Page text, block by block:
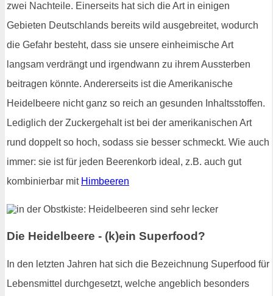
zwei Nachteile. Einerseits hat sich die Art in einigen
Gebieten Deutschlands bereits wild ausgebreitet, wodurch
die Gefahr besteht, dass sie unsere einheimische Art
langsam verdrängt und irgendwann zu ihrem Aussterben
beitragen könnte. Andererseits ist die Amerikanische
Heidelbeere nicht ganz so reich an gesunden Inhaltsstoffen.
Lediglich der Zuckergehalt ist bei der amerikanischen Art
rund doppelt so hoch, sodass sie besser schmeckt. Wie auch
immer: sie ist für jeden Beerenkorb ideal, z.B. auch gut
kombinierbar mit Himbeeren
Die Heidelbeere - (k)ein Superfood?
In den letzten Jahren hat sich die Bezeichnung Superfood für
Lebensmittel durchgesetzt, welche angeblich besonders